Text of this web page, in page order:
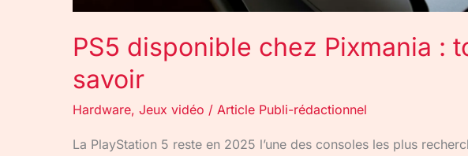
PS5 disponible chez Pixmania :
savoir
Hardware, Jeux vidéo / Article Publi-rédactionnel
La PlayStation 5 reste en 2025 l’une des consoles les plus